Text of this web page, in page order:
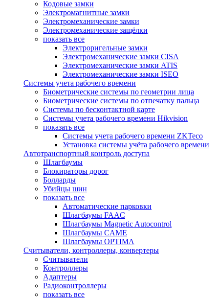
Кодовые замки
Электромагнитные замки
Электромеханические замки
Электромеханические защёлки
показать все
Электроригельные замки
Электромеханические замки CISA
Электромеханические замки ATIS
Электромеханические замки ISEO
Системы учета рабочего времени
Биометрические системы по геометрии лица
Биометрические системы по отпечатку пальца
Системы по бесконтактной карте
Системы учета рабочего времени Hikvision
показать все
Системы учета рабочего времени ZKTeco
Установка системы учёта рабочего времени
Автотранспортный контроль доступа
Шлагбаумы
Блокираторы дорог
Болларды
Убийцы шин
показать все
Автоматические парковки
Шлагбаумы FAAC
Шлагбаумы Magnetic Autocontrol
Шлагбаумы CAME
Шлагбаумы OPTIMA
Считыватели, контроллеры, конвертеры
Считыватели
Контроллеры
Адаптеры
Радиоконтроллеры
показать все